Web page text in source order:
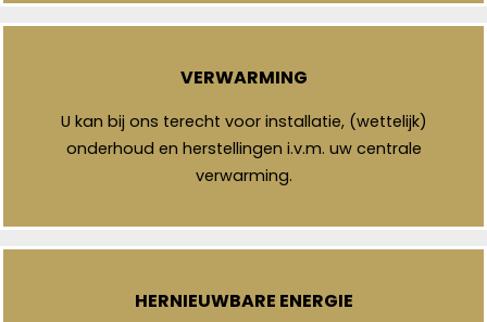
VERWARMING
U kan bij ons terecht voor installatie, (wettelijk)
onderhoud en herstellingen i.v.m. uw centrale
verwarming.
HERNIEUWBARE ENERGIE